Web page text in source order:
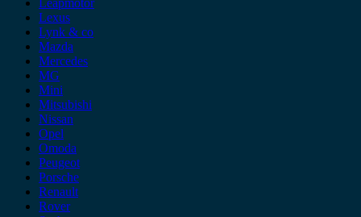
Lexus
Lynk & co
Mazda
Mercedes
MG
Mini
Mitsubishi
Nissan
Opel
Omoda
Peugeot
Porsche
Renault
Rover